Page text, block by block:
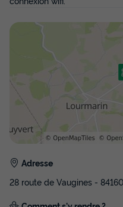
Meilleur prix pour 7 nuits
Modifier les dates
Voir
Adresse
28 route de Vaugines -